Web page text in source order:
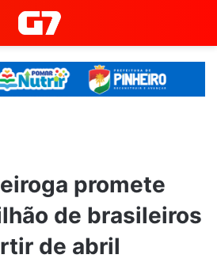
promete
de brasileiros
de abril